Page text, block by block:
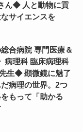
ん◆ 人と動物に貢
サイエンスを
合病院 専門医療＆
病理科 臨床病理科
生◆ 顕微鏡に魅了
病理の世界。2つ
もって「助かる